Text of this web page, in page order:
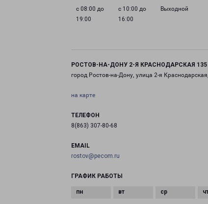
с 08:00 до
19:00
с 10:00 до
16:00
Выходной
РОСТОВ-НА-ДОНУ 2-Я КРАСНОДАРСКАЯ 135
город Ростов-на-Дону, улица 2-я
на карте
ТЕЛЕФОН
8(863) 307-80-68
EMAIL
rostov@pecom.ru
ГРАФИК РАБОТЫ